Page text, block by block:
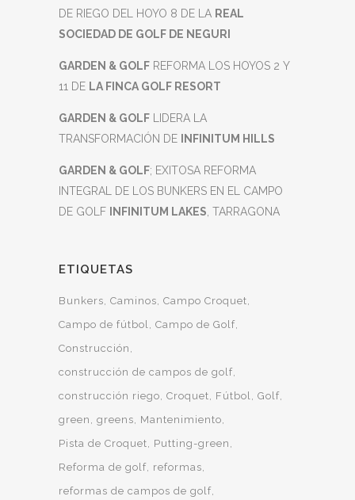
DE RIEGO DEL HOYO 8 DE LA REAL
SOCIEDAD DE GOLF DE NEGURI
GARDEN & GOLF REFORMA LOS HOYOS 2 Y
11 DE LA FINCA GOLF RESORT
GARDEN & GOLF LIDERA LA
TRANSFORMACIÓN DE
INFINITUM HILLS
GARDEN & GOLF; EXITOSA REFORMA
INTEGRAL DE LOS BUNKERS EN EL CAMPO
DE GOLF
INFINITUM LAKES , TARRAGONA
ETIQUETAS
Bunkers Caminos Campo Croquet
Campo de fútbol Campo de Golf
Construcción
construcción de campos de golf
construcción riego Croquet Fútbol Golf
green
greens
Mantenimiento
Pista de Croquet
Putting-green
Reforma de golf reformas
reformas de campos de golf